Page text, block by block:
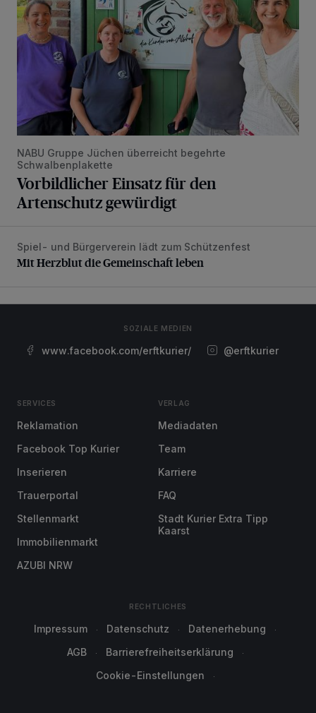
NABU Gruppe Jüchen überreicht begehrte
Schwalbenplakette
Vorbildlicher Einsatz für den
Artenschutz gewürdigt
Mit Herzblut die Gemeinschaft leben
Spiel- und Bürgerverein lädt zum Schützenfest
Mit Herzblut die Gemeinschaft leben
SOZIALE MEDIEN
www.facebook.com/erftkurier/ @erftkurier
SERVICES
Reklamation
Facebook Top Kurier
Inserieren
Trauerportal
Stellenmarkt
Immobilienmarkt
AZUBI NRW
VERLAG
Mediadaten
Team
Karriere
FAQ
Stadt Kurier Extra Tipp
Kaarst
RECHTLICHES
Impressum Datenschutz
Datenerhebung
AGB
Barrierefreiheitserklärung
Cookie-Einstellungen